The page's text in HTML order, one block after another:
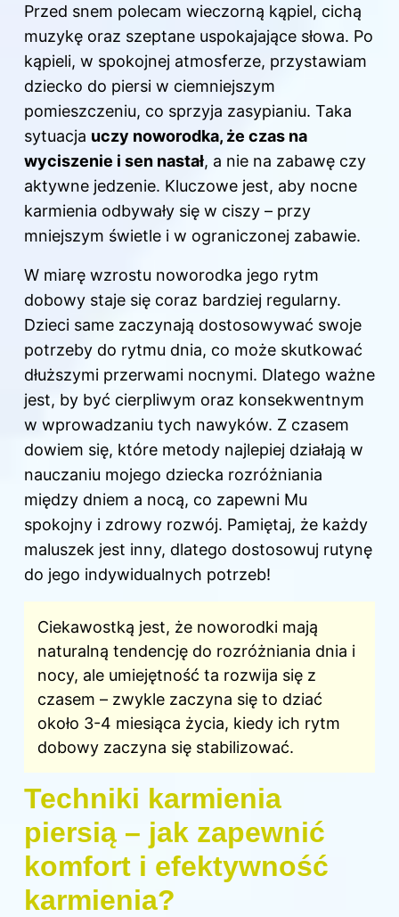
Przed snem polecam wieczorną kąpiel, cichą
muzykę oraz szeptane uspokajające słowa. Po
kąpieli, w spokojnej atmosferze, przystawiam
dziecko do piersi w ciemniejszym
pomieszczeniu, co sprzyja zasypianiu. Taka
sytuacja uczy noworodka, że czas na
wyciszenie i sen nastał, a nie na zabawę czy
aktywne jedzenie. Kluczowe jest, aby nocne
karmienia odbywały się w ciszy – przy
mniejszym świetle i w ograniczonej zabawie.
W miarę wzrostu noworodka jego rytm
dobowy staje się coraz bardziej regularny.
Dzieci same zaczynają dostosowywać swoje
potrzeby do rytmu dnia, co może skutkować
dłuższymi przerwami nocnymi. Dlatego ważne
jest, by być cierpliwym oraz konsekwentnym
w wprowadzaniu tych nawyków. Z czasem
dowiem się, które metody najlepiej działają w
nauczaniu mojego dziecka rozróżniania
między dniem a nocą, co zapewni Mu
spokojny i zdrowy rozwój. Pamiętaj, że każdy
maluszek jest inny, dlatego dostosowuj rutynę
do jego indywidualnych potrzeb!
Ciekawostką jest, że noworodki mają
naturalną tendencję do rozróżniania dnia i
nocy, ale umiejętność ta rozwija się z
czasem – zwykle zaczyna się to dziać
około 3-4 miesiąca życia, kiedy ich rytm
dobowy zaczyna się stabilizować.
Techniki karmienia
piersią – jak zapewnić
komfort i efektywność
karmienia?